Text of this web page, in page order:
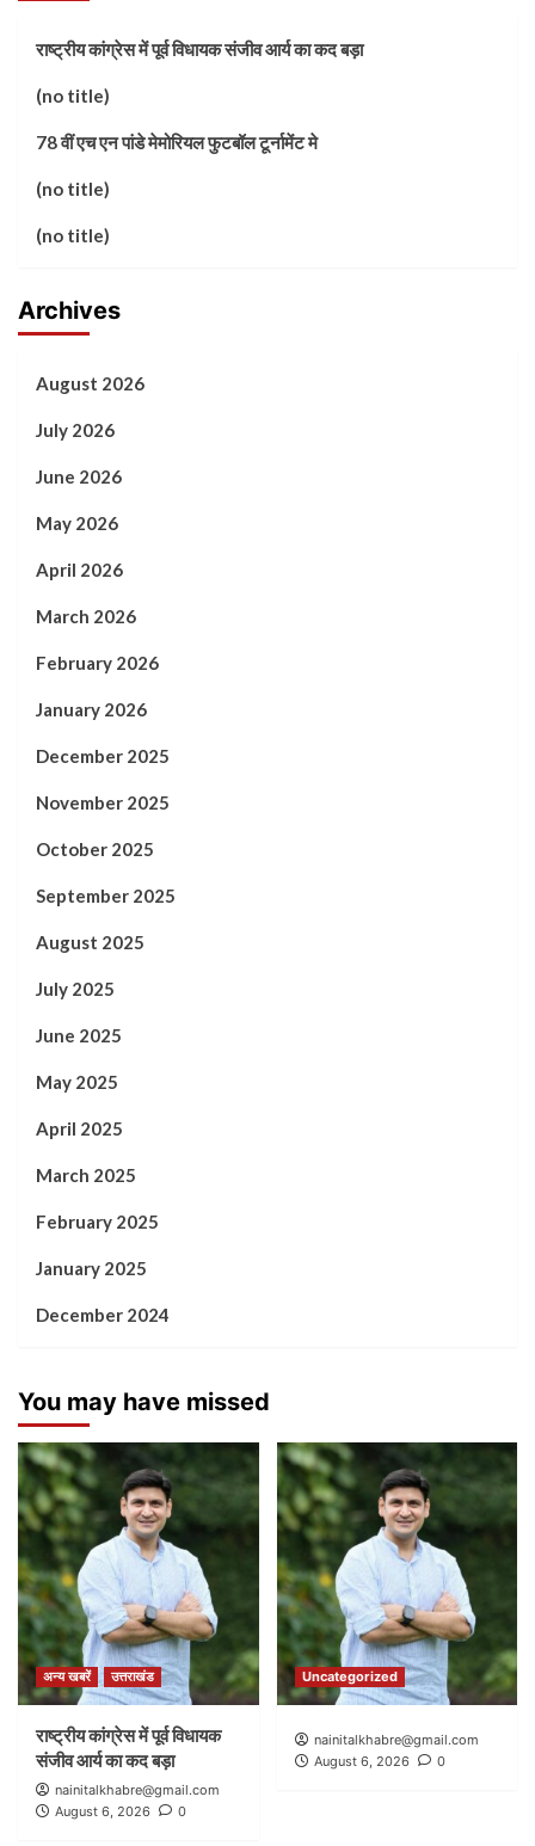
राष्ट्रीय कांग्रेस में पूर्व विधायक संजीव आर्य का कद बड़ा
(no title)
78 वीं एच एन पांडे मेमोरियल फुटबॉल टूर्नामेंट मे
(no title)
(no title)
Archives
August 2026
July 2026
June 2026
May 2026
April 2026
March 2026
February 2026
January 2026
December 2025
November 2025
October 2025
September 2025
August 2025
July 2025
June 2025
May 2025
April 2025
March 2025
February 2025
January 2025
December 2024
You may have missed
अन्य खबरें उत्तराखंड
राष्ट्रीय कांग्रेस में पूर्व विधायक
संजीव आर्य का कद बड़ा
nainitalkhabre@gmail.com
August 6, 2026
0
Uncategorized
nainitalkhabre@gmail.com
August 6, 2026
0